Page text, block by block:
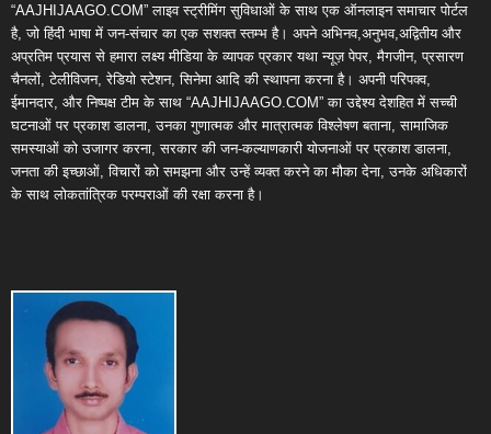
“AAJHIJAAGO.COM” लाइव स्ट्रीमिंग सुविधाओं के साथ एक ऑनलाइन समाचार पोर्टल
है, जो हिंदी भाषा में जन-संचार का एक सशक्त स्तम्भ है। अपने अभिनव,अनुभव,अद्वितीय और
अप्रतिम प्रयास से हमारा लक्ष्य मीडिया के व्यापक प्रकार यथा न्यूज़ पेपर, मैगजीन, प्रसारण
चैनलों, टेलीविजन, रेडियो स्टेशन, सिनेमा आदि की स्थापना करना है। अपनी परिपक्व,
ईमानदार, और निष्पक्ष टीम के साथ “AAJHIJAAGO.COM” का उद्देश्य देशहित में सच्ची
घटनाओं पर प्रकाश डालना, उनका गुणात्मक और मात्रात्मक विश्लेषण बताना, सामाजिक
समस्याओं को उजागर करना, सरकार की जन-कल्याणकारी योजनाओं पर प्रकाश डालना,
जनता की इच्छाओं, विचारों को समझना और उन्हें व्यक्त करने का मौका देना, उनके अधिकारों
के साथ लोकतांत्रिक परम्पराओं की रक्षा करना है।